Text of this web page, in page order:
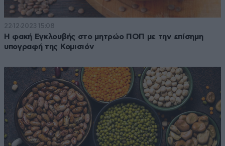
22·12·2023 15:08
Η φακή Εγκλουβής στο μητρώο ΠΟΠ με την επίσημη
υπογραφή της Κομισιόν